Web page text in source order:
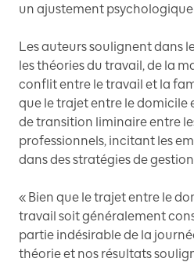
un ajustement
Les auteurs soulignent dans
les théories du travail, de la
conflit entre le travail et la
que le trajet entre le domicile
de transition liminaire entre
professionnels, incitant les
dans des stratégies de
« Bien que le trajet entre le
travail soit généralement
partie indésirable de la
théorie et nos résultats